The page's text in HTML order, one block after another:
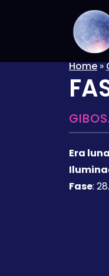
Home»
Era
Fase: